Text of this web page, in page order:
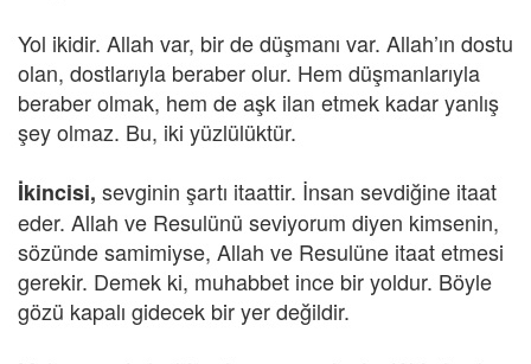
Yol ikidir. Allah var, bir de düşmanı var. Allah’ın dostu
olan, dostlarıyla beraber olur. Hem düşmanlarıyla
beraber olmak, hem de aşk ilan etmek kadar yanlış
şey olmaz. Bu, iki yüzlülüktür.
İkincisi, sevginin şartı itaattir. İnsan sevdiğine itaat
eder. Allah ve Resulünü seviyorum diyen kimsenin,
sözünde samimiyse, Allah ve Resulüne itaat etmesi
gerekir. Demek ki, muhabbet ince bir yoldur. Böyle
gözü kapalı gidecek bir yer değildir.